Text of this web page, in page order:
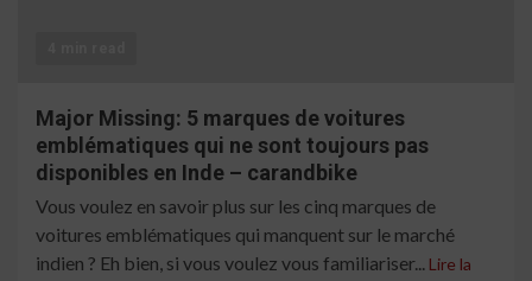
Major Missing: 5 marques de voitures
emblématiques qui ne sont toujours pas
disponibles en Inde – carandbike
Vous voulez en savoir plus sur les cinq marques de
voitures emblématiques qui manquent sur le marché
indien ? Eh bien, si vous voulez vous familiariser... Lire la